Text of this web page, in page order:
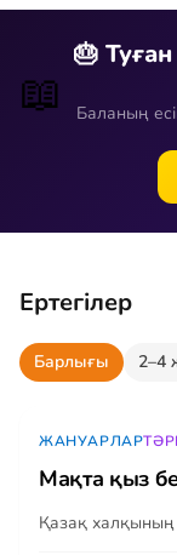
📖
🎂
Баланың
Ертегілер
Барлығы 2–4
ЖАНУАРЛАР
Мақта қыз
Қазақ халқының